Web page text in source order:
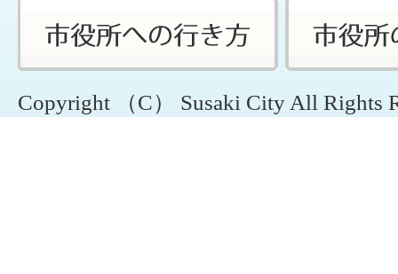
Copyright （C） Susaki City All Rights